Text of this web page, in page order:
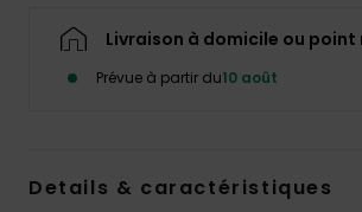
Livraison à domicile ou point
Prévue à partir du10 août
Details & caractéristiques